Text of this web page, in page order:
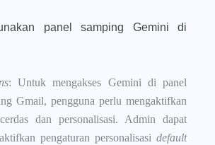
panel samping Gemini di
:
Untuk mengakses Gemini di panel
Gmail, pengguna perlu mengaktifkan
dan personalisasi. Admin dapat
pengaturan personalisasi default